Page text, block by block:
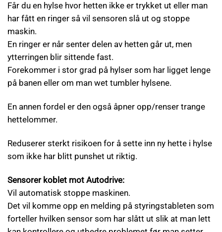
Får du en hylse hvor hetten ikke er trykket ut eller man
har fått en ringer så vil sensoren slå ut og stoppe
maskin.
En ringer er når senter delen av hetten går ut, men
ytterringen blir sittende fast.
Forekommer i stor grad på hylser som har ligget lenge
på banen eller om man wet tumbler hylsene.
En annen fordel er den også åpner opp/renser trange
hettelommer.
Reduserer sterkt risikoen for å sette inn ny hette i hylse
som ikke har blitt punshet ut riktig.
Sensorer koblet mot Autodrive:
Vil automatisk stoppe maskinen.
Det vil komme opp en melding på styringstableten som
forteller hvilken sensor som har slått ut slik at man lett